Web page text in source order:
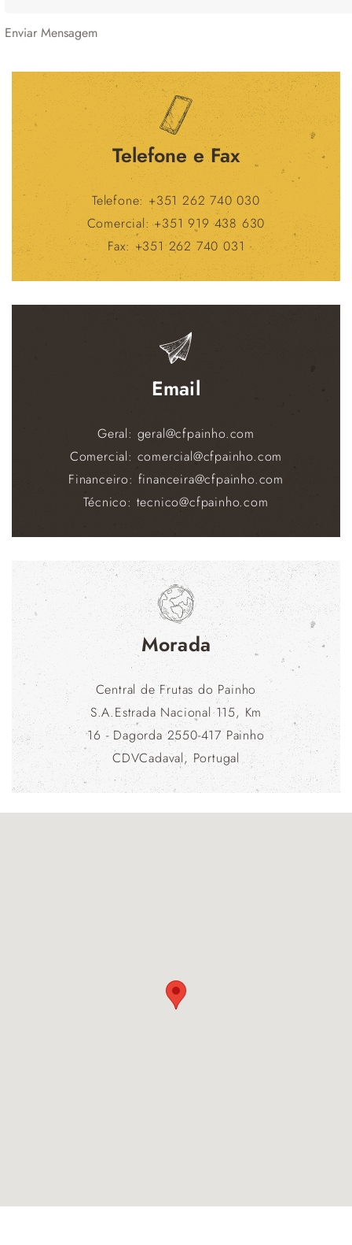
Enviar Mensagem
Telefone e Fax
Telefone: +351 262 740 030
Comercial: +351 919 438 630
Fax: +351 262 740 031
Email
Geral: geral@cfpainho.com
Comercial: comercial@cfpainho.com
Financeiro: financeira@cfpainho.com
Técnico: tecnico@cfpainho.com
Morada
Central de Frutas do Painho
S.A.Estrada Nacional 115, Km
16 - Dagorda 2550-417 Painho
CDVCadaval, Portugal